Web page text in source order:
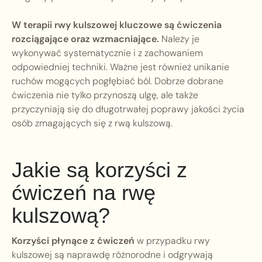
W terapii rwy kulszowej kluczowe są ćwiczenia
rozciągające oraz wzmacniające. Należy je
wykonywać systematycznie i z zachowaniem
odpowiedniej techniki. Ważne jest również unikanie
ruchów mogących pogłębiać ból. Dobrze dobrane
ćwiczenia nie tylko przynoszą ulgę, ale także
przyczyniają się do długotrwałej poprawy jakości życia
osób zmagających się z rwą kulszową.
Jakie są korzyści z
ćwiczeń na rwę
kulszową?
Korzyści płynące z ćwiczeń w przypadku rwy
kulszowej są naprawdę różnorodne i odgrywają